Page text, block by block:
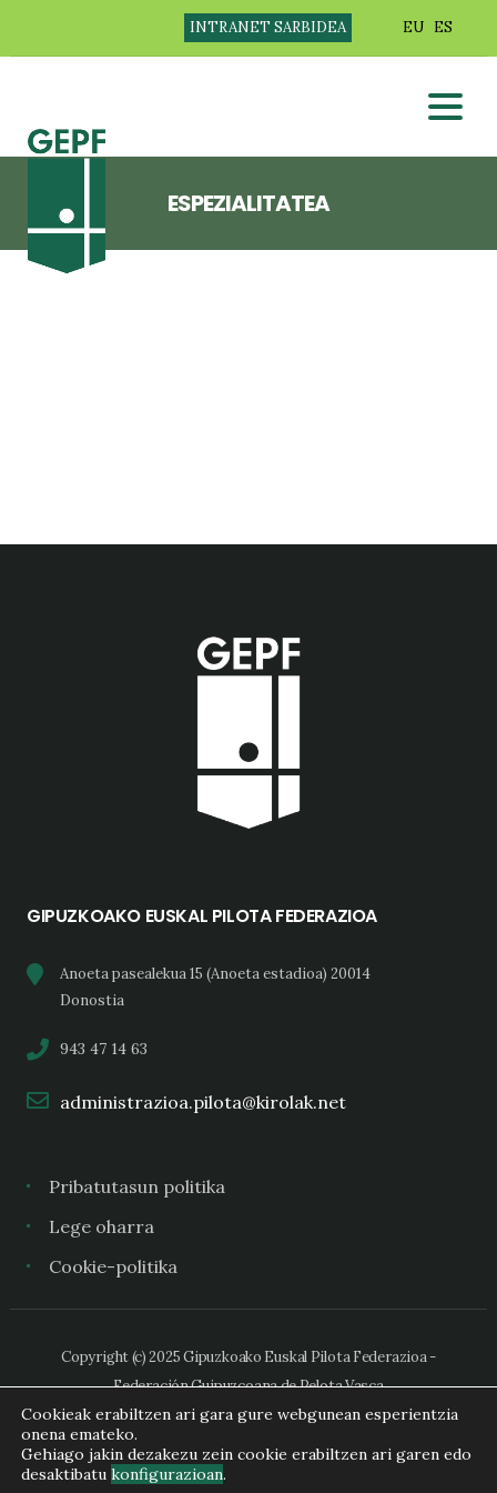
INTRANET SARBIDEA EU ES
ESPEZIALITATEA
GIPUZKOAKO EUSKAL PILOTA FEDERAZIOA
Anoeta pasealekua 15 (Anoeta estadioa) 20014
Donostia
943 47 14 63
administrazioa.pilota@kirolak.net
Pribatutasun politika
Lege oharra
Cookie-politika
Copyright (c) 2025 Gipuzkoako Euskal Pilota Federazioa -
Federación Guipuzcoana de Pelota Vasca
Cookieak erabiltzen ari gara gure webgunean esperientzia
onena emateko.
Gehiago jakin dezakezu zein cookie erabiltzen ari garen edo
desaktibatu konfigurazioan.